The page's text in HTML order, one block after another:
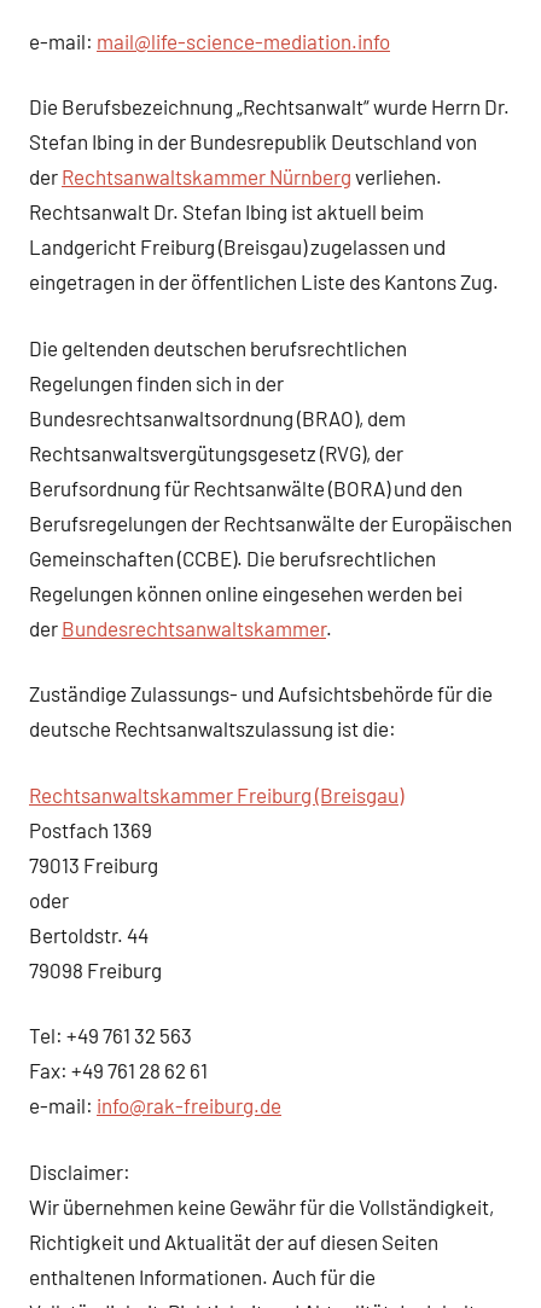
e-mail: mail@life-science-mediation.info
Die Berufsbezeichnung „Rechtsanwalt“ wurde Herrn Dr.
Stefan Ibing in der Bundesrepublik Deutschland von
der Rechtsanwaltskammer Nürnberg verliehen.
Rechtsanwalt Dr. Stefan Ibing ist aktuell beim
Landgericht Freiburg (Breisgau) zugelassen und
eingetragen in der öffentlichen Liste des Kantons Zug.
Die geltenden deutschen berufsrechtlichen
Regelungen finden sich in der
Bundesrechtsanwaltsordnung (BRAO), dem
Rechtsanwaltsvergütungsgesetz (RVG), der
Berufsordnung für Rechtsanwälte (BORA) und den
Berufsregelungen der Rechtsanwälte der Europäischen
Gemeinschaften (CCBE). Die berufsrechtlichen
Regelungen können online eingesehen werden bei
der Bundesrechtsanwaltskammer.
Zuständige Zulassungs- und Aufsichtsbehörde für die
deutsche Rechtsanwaltszulassung ist die:
Rechtsanwaltskammer Freiburg (Breisgau)
Postfach 1369
79013 Freiburg
oder
Bertoldstr. 44
79098 Freiburg
Tel: +49 761 32 563
Fax: +49 761 28 62 61
e-mail: info@rak-freiburg.de
Disclaimer:
Wir übernehmen keine Gewähr für die Vollständigkeit,
Richtigkeit und Aktualität der auf diesen Seiten
enthaltenen Informationen. Auch für die